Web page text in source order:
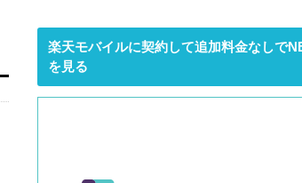
楽天モバイルに契約して追加料金なしで
を見る